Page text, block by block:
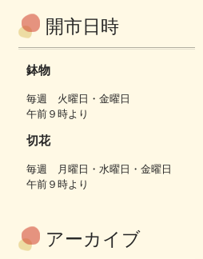
開市日時
鉢物
毎週 火曜日・金曜日
午前９時より
切花
毎週 月曜日・水曜日・金曜日
午前９時より
アーカイブ